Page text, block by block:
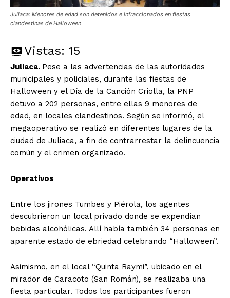
Juliaca: Menores de edad son detenidos e infraccionados en fiestas
clandestinas de Halloween
Vistas: 15
Juliaca. Pese a las advertencias de las autoridades
municipales y policiales, durante las fiestas de
Halloween y el Día de la Canción Criolla, la PNP
detuvo a 202 personas, entre ellas 9 menores de
edad, en locales clandestinos. Según se informó, el
megaoperativo se realizó en diferentes lugares de la
ciudad de Juliaca, a fin de contrarrestar la delincuencia
común y el crimen organizado.
Operativos
Entre los jirones Tumbes y Piérola, los agentes
descubrieron un local privado donde se expendían
bebidas alcohólicas. Allí había también 34 personas en
aparente estado de ebriedad celebrando “Halloween”.
Asimismo, en el local “Quinta Raymi”, ubicado en el
mirador de Caracoto (San Román), se realizaba una
fiesta particular. Todos los participantes fueron